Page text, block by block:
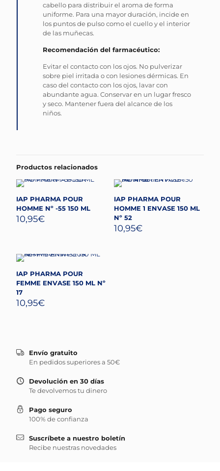
cabello para distribuir el aroma de forma
uniforme. Para una mayor duración, incide en
los puntos de pulso como el cuello y el interior
de las muñecas.
Recomendación del farmacéutico:
Evitar el contacto con los ojos. No pulverizar
sobre piel irritada o con lesiones dérmicas. En
caso del contacto con los ojos, lavar con
abundante agua. Conservar en un lugar fresco
y seco. Mantener fuera del alcance de los
niños.
Productos relacionados
IAP PHARMA POUR
HOMME Nº -55 150 ML
10,95€
IAP PHARMA POUR
HOMME 1 ENVASE 150 ML
Nº 52
10,95€
IAP PHARMA POUR
FEMME ENVASE 150 ML Nº
17
10,95€
Envío gratuito
En pedidos superiores a 50€
Devolución en 30 días
Te devolvemos tu dinero
Pago seguro
100% de confianza
Suscríbete a nuestro boletín
Recibe nuestras novedades